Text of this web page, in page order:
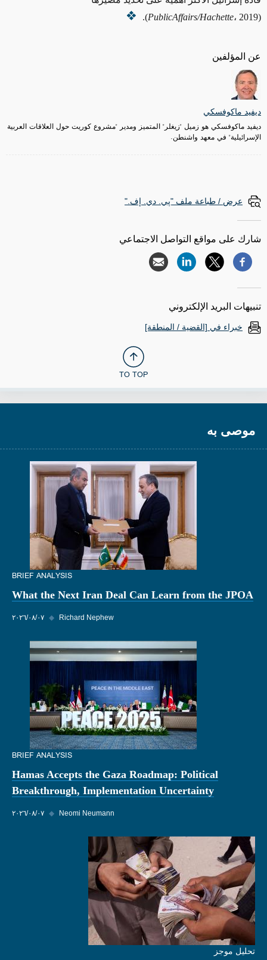
عن المؤلفين
ديفيد ماكوفسكي
ديفيد ماكوفسكي هو زميل "زيغلر" المتميز ومدير "مشروع كوريت حول العلاقات العربية
الإسرائيلية" في معهد واشنطن.
(
PublicAffairs/Hachette، 2019).
عرض / طباعة ملف "پي. دي. إف."
شارك على مواقع التواصل الاجتماعي
تنبيهات البريد الإلكتروني
خبراء في [القضية / المنطقة]
TO TOP
موصى به
BRIEF ANALYSIS
What the Next Iran Deal Can Learn from the JPOA
٠٧‏/٠٨‏/٢٠٢٦ ◆ Richard Nephew
BRIEF ANALYSIS
Hamas Accepts the Gaza Roadmap: Political
Breakthrough, Implementation Uncertainty
٠٧‏/٠٨‏/٢٠٢٦ ◆ Neomi Neumann
تحليل موجز